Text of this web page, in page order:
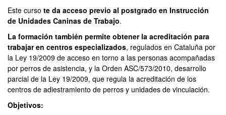
Este curso te da acceso previo al postgrado en Instrucción
de Unidades Caninas de Trabajo.
La formación también permite obtener la acreditación para
trabajar en centros especializados, regulados en Cataluña por
la Ley 19/2009 de acceso en torno a las personas acompañadas
por perros de asistencia, y la Orden ASC/573/2010, desarrollo
parcial de la Ley 19/2009, que regula la acreditación de los
centros de adiestramiento de perros y unidades de vinculación.
Objetivos: